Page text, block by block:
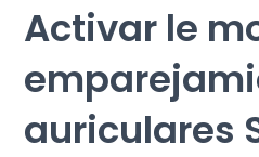
Activar le
auriculares